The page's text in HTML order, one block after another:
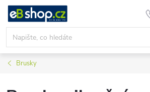
Přejít
obsah
Brusky